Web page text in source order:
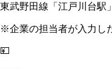
東武野田線「江戸川台駅
※企業の担当者が入力し
💴